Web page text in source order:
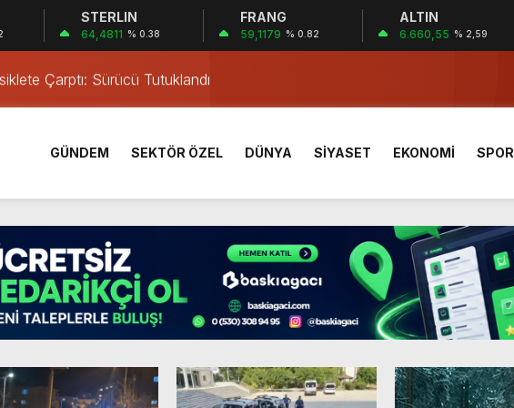
STERLIN
64,4811 % 0.38
FRANG
59,1179 % 0.82
ALTIN
6.660,55 % 2,59
Gerçekleşti
Neoscience Olimpiyatları’nda Çifte Gümüş Madalya
Çarptı: Sürücü Tutuklandı
Öğrencilerinden ABD’de Tarihi Başarı: 6 Öğrenci 14 Madalya Kazandı
desteği hesaplara yatırıldı
Bulundu
Yaşındaki M.A.D. Yaşadıklarını Anlattı
İçinde Darp
Gerçekleşti
Neoscience Olimpiyatları’nda Çifte Gümüş Madalya
GÜNDEM SEKTÖR ÖZEL DÜNYA SİYASET EKONOMİ SPOR